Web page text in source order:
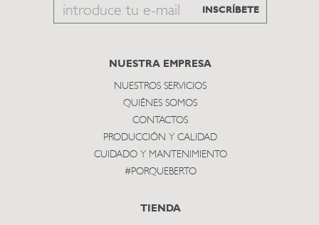
Email
subscribe
INSCRÍBETE
NUESTRA EMPRESA
NUESTROS SERVICIOS
QUIÉNES SOMOS
CONTACTOS
PRODUCCIÓN Y CALIDAD
CUIDADO Y MANTENIMIENTO
#PORQUEBERTO
TIENDA